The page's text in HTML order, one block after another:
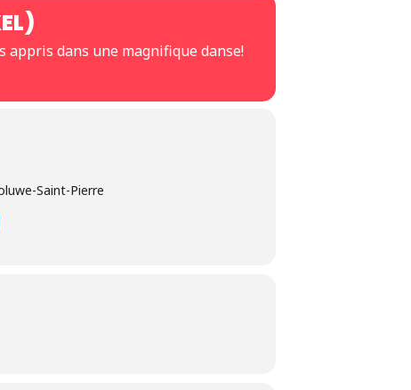
appris dans une magnifique danse!
Saint-Pierre